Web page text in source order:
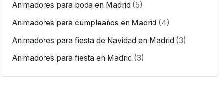
Animadores para boda en Madrid (5)
Animadores para cumpleaños en Madrid (4)
Animadores para fiesta de Navidad en Madrid (3)
Animadores para fiesta en Madrid (3)